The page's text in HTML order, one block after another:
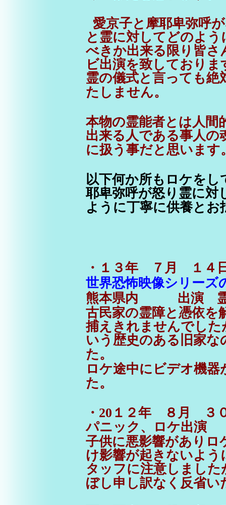
愛京子と摩耶卑弥呼
と霊に対してどのよう
べきか出来る限り皆
ビ出演を致しておりま
霊の儀式と言っても絶
たしません。
本物の霊能者とは人間
出来る人である事人の
に扱う事だと思います
以下何か所もロケを
耶卑弥呼が怒り霊に対
ように丁寧に供養と
・１３年 ７月 １
世界恐怖映像シリーズ
熊本県内 出演 霊
古民家の霊障と憑依を
捕えきれませんでした
いう歴史のある旧家
た。
ロケ途中にビデオ機
た。
・20１２年 ８月 ３
パニック、ロケ出演
子供に悪影響がありロ
け影響が起きないよう
タッフに注意しました
ぼし申し訳なく反省い